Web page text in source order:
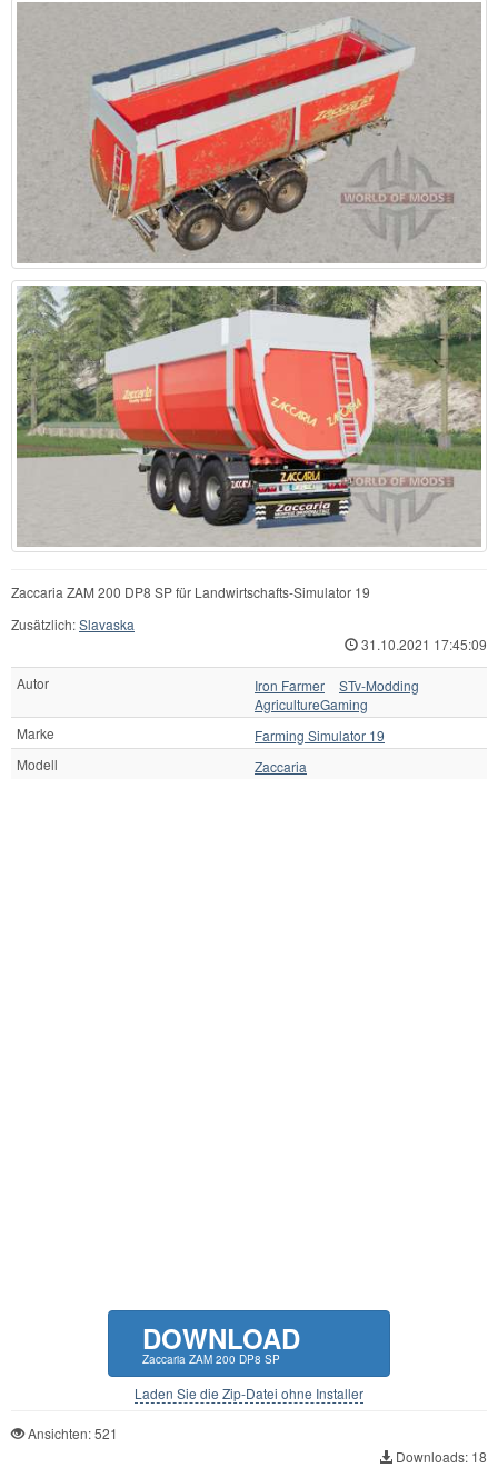
Zaccaria ZAM 200 DP8 SP für Landwirtschafts-Simulator 19
Zusätzlich:Slavaska
31.10.2021 17:45:09
Autor Iron Farmer
STv-Modding
AgricultureGaming
Marke
Farming Simulator 19
Modell
Zaccaria
DOWNLOAD
Zaccaria ZAM 200 DP8 SP
Laden Sie die Zip-Datei ohne Installer
Ansichten: 521
Downloads: 18